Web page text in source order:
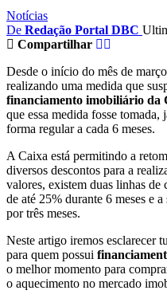
Notícias
De Redação Portal DBC
Compartilhar
Desde o início do mês de
realizando uma medida que
financiamento imobiliário da
que essa medida fosse tomada,
forma regular a cada 6 meses.
A Caixa está permitindo a
diversos descontos para a
valores, existem duas linhas
de até 25% durante 6 meses e
por três meses.
Neste artigo iremos esclarecer
para quem possui
o melhor momento para
o aquecimento no mercado